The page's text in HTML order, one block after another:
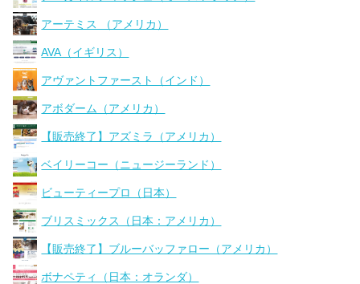
アーテミス （アメリカ）
AVA（イギリス）
アヴァントファースト（インド）
アボダーム（アメリカ）
【販売終了】アズミラ（アメリカ）
ベイリーコー（ニュージーランド）
ビューティープロ（日本）
ブリスミックス（日本：アメリカ）
【販売終了】ブルーバッファロー（アメリカ）
ボナペティ（日本：オランダ）